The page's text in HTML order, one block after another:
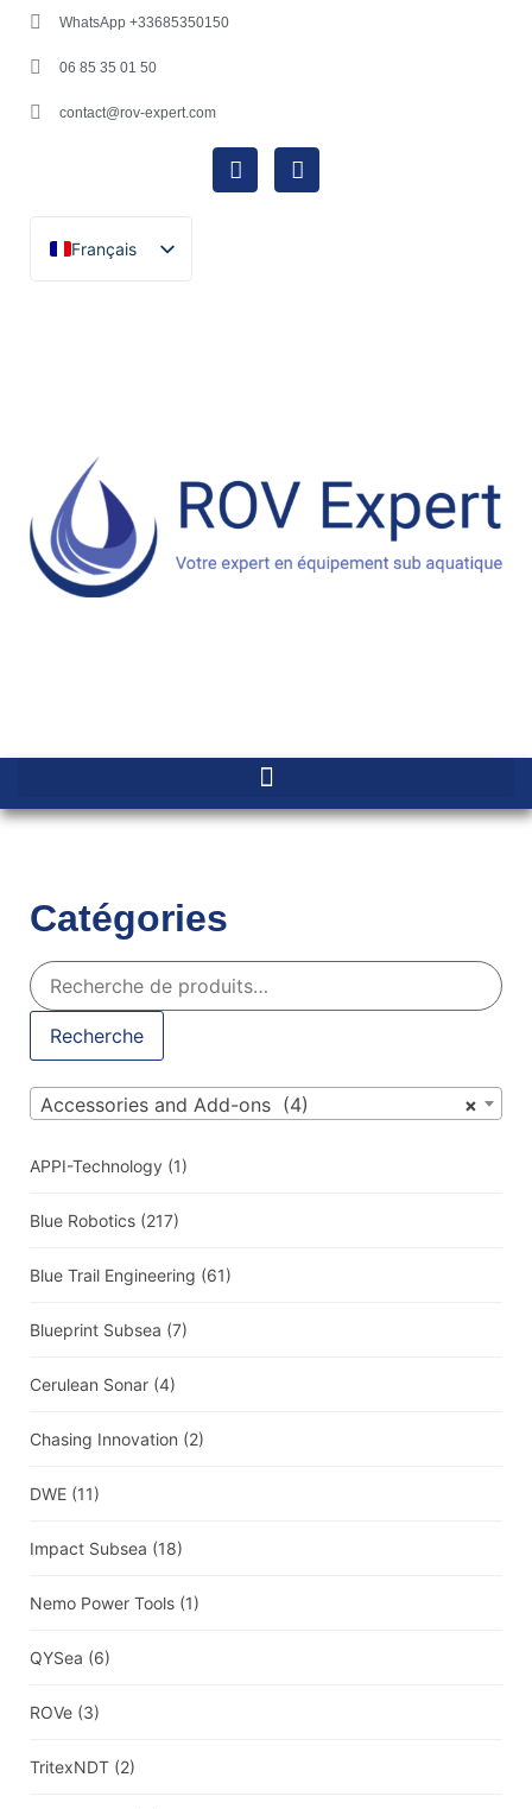
WhatsApp +33685350150
06 85 35 01 50
contact@rov-expert.com
Français
English
Deutsch
Ελληνικά
Catégories
Recherche
×
Accessories and Add-ons (4)
APPI-Technology (1)
Blue Robotics (217)
Blue Trail Engineering (61)
Blueprint Subsea (7)
Cerulean Sonar (4)
Chasing Innovation (2)
DWE (11)
Impact Subsea (18)
Nemo Power Tools (1)
QYSea (6)
ROVe (3)
TritexNDT (2)